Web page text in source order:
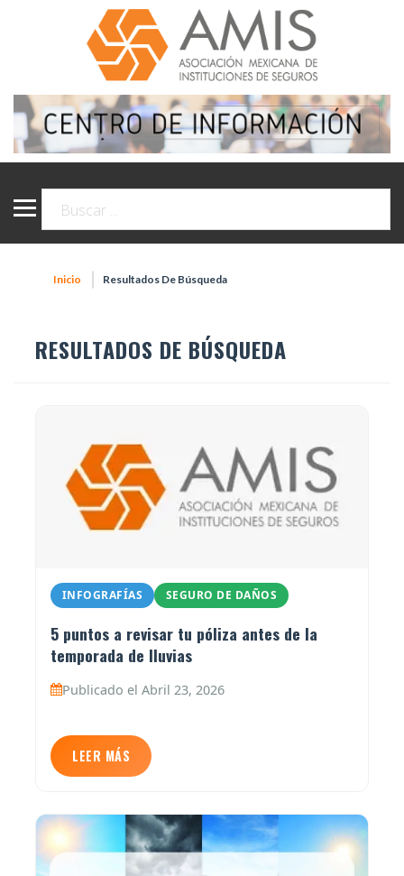
Inicio Resultados De Búsqueda
RESULTADOS DE BÚSQUEDA
INFOGRAFÍAS SEGURO DE DAÑOS
5 puntos a revisar tu póliza antes de la
temporada de lluvias
Publicado el Abril 23, 2026
LEER MÁS